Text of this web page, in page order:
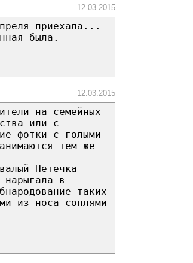
12.03.2015
приехала...
была.
12.03.2015
на семейных
или с
фотки с голыми
тем же
Петечка
в
таких
из носа соплями